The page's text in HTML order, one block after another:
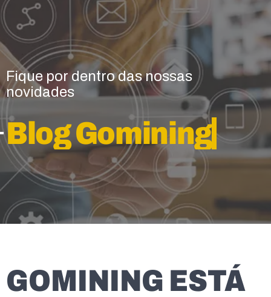
Fique por dentro das nossas
novidades
Blog Gomining
GOMINING ESTÁ